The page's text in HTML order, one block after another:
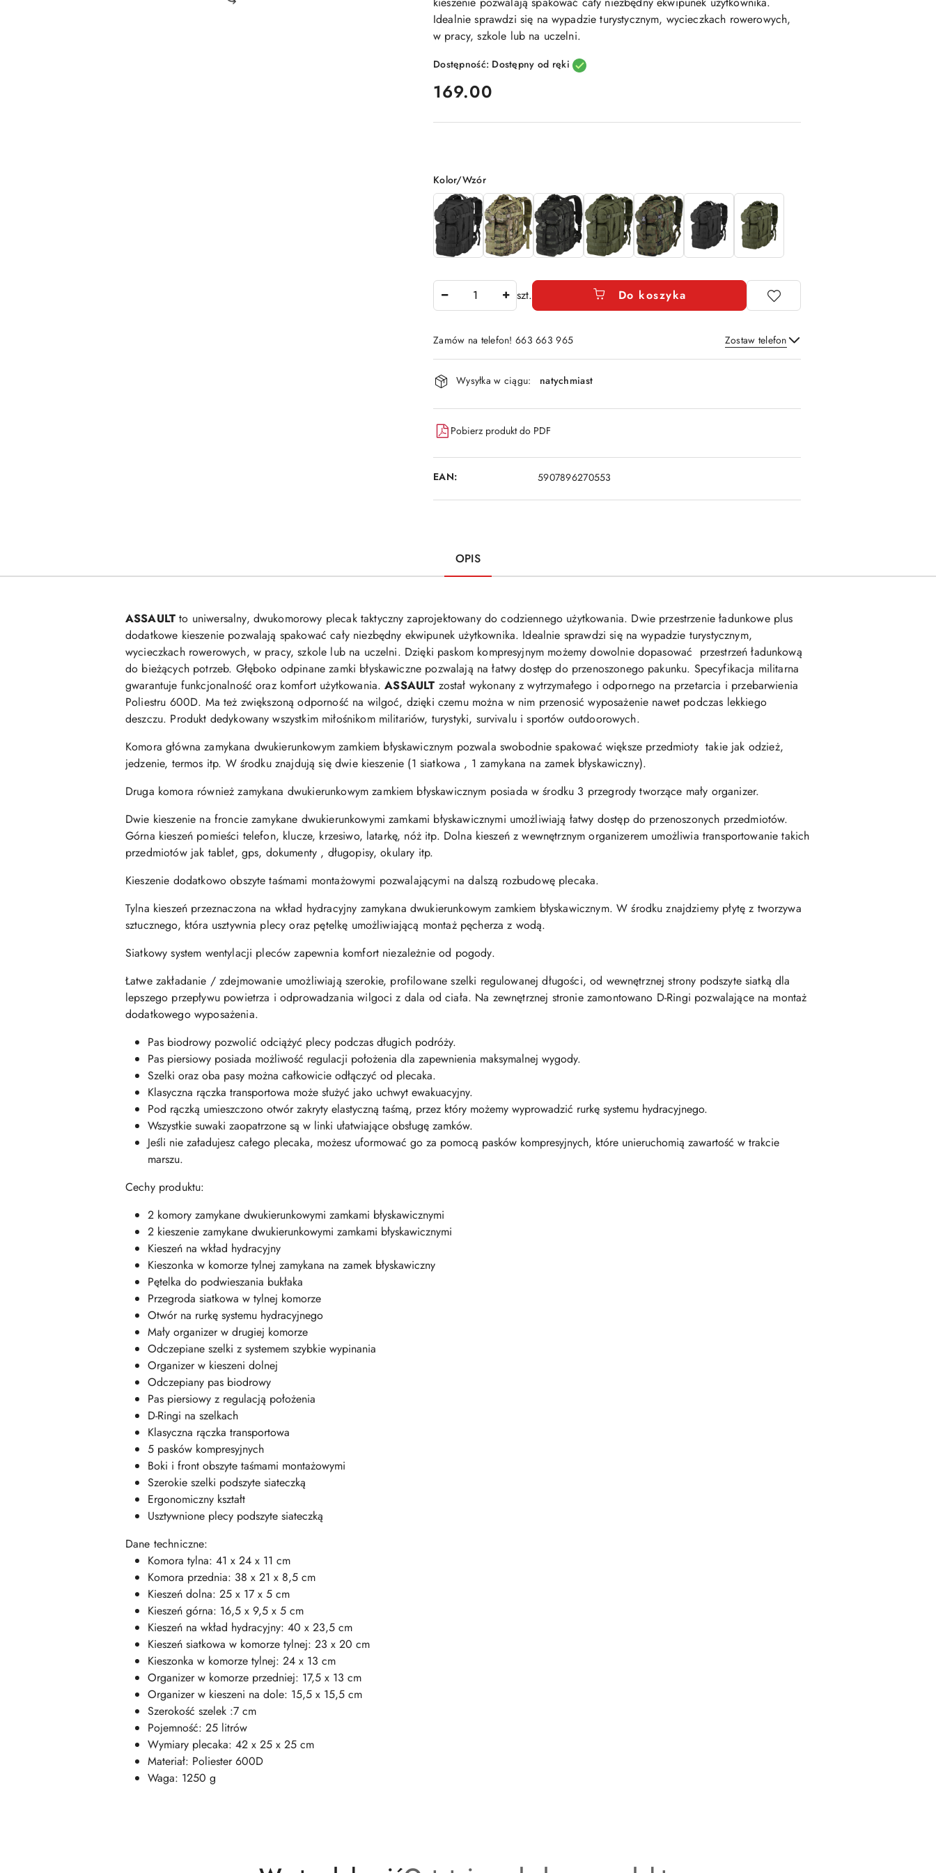
Idealnie sprawdzi się na wypadzie turystycznym, wycieczkach rowerowych,
w pracy, szkole lub na uczelni.
Dostępność: Dostępny od ręki
cena:
169.00
Wariant
Kolor/Wzór
szt. Do koszyka
Zamów na telefon! 663 663 965 Zostaw telefon
Wyślij
Dostępność
i
dostawa
Wysyłka w ciągu: natychmiast
Pobierz produkt do PDF
EAN: 5907896270553
OPIS
ASSAULT to uniwersalny, dwukomorowy plecak taktyczny zaprojektowany do codziennego użytkowania. Dwie przestrzenie ładunkowe plus
dodatkowe kieszenie pozwalają spakować cały niezbędny ekwipunek użytkownika. Idealnie sprawdzi się na wypadzie turystycznym,
wycieczkach rowerowych, w pracy, szkole lub na uczelni. Dzięki paskom kompresyjnym możemy dowolnie dopasować przestrzeń ładunkową
do bieżących potrzeb. Głęboko odpinane zamki błyskawiczne pozwalają na łatwy dostęp do przenoszonego pakunku. Specyfikacja militarna
gwarantuje funkcjonalność oraz komfort użytkowania.ASSAULT został wykonany z wytrzymałego i odpornego na przetarcia i przebarwienia
Poliestru 600D. Ma też zwiększoną odporność na wilgoć, dzięki czemu można w nim przenosić wyposażenie nawet podczas lekkiego
deszczu. Produkt dedykowany wszystkim miłośnikom militariów, turystyki, survivalu i sportów outdoorowych.
Komora główna zamykana dwukierunkowym zamkiem błyskawicznym pozwala swobodnie spakować większe przedmioty takie jak odzież,
jedzenie, termos itp. W środku znajdują się dwie kieszenie (1 siatkowa , 1 zamykana na zamek błyskawiczny).
Druga komora również zamykana dwukierunkowym zamkiem błyskawicznym posiada w środku 3 przegrody tworzące mały organizer.
Dwie kieszenie na froncie zamykane dwukierunkowymi zamkami błyskawicznymi umożliwiają łatwy dostęp do przenoszonych przedmiotów.
Górna kieszeń pomieści telefon, klucze, krzesiwo, latarkę, nóż itp. Dolna kieszeń z wewnętrznym organizerem umożliwia transportowanie takich
przedmiotów jak tablet, gps, dokumenty , długopisy, okulary itp.
Kieszenie dodatkowo obszyte taśmami montażowymi pozwalającymi na dalszą rozbudowę plecaka.
Tylna kieszeń przeznaczona na wkład hydracyjny zamykana dwukierunkowym zamkiem błyskawicznym. W środku znajdziemy płytę z tworzywa
sztucznego, która usztywnia plecy oraz pętelkę umożliwiającą montaż pęcherza z wodą.
Siatkowy system wentylacji pleców zapewnia komfort niezależnie od pogody.
Łatwe zakładanie / zdejmowanie umożliwiają szerokie, profilowane szelki regulowanej długości, od wewnętrznej strony podszyte siatką dla
lepszego przepływu powietrza i odprowadzania wilgoci z dala od ciała. Na zewnętrznej stronie zamontowano D-Ringi pozwalające na montaż
dodatkowego wyposażenia.
Pas biodrowy pozwolić odciążyć plecy podczas długich podróży.
Pas piersiowy posiada możliwość regulacji położenia dla zapewnienia maksymalnej wygody.
Szelki oraz oba pasy można całkowicie odłączyć od plecaka.
Klasyczna rączka transportowa może służyć jako uchwyt ewakuacyjny.
Pod rączką umieszczono otwór zakryty elastyczną taśmą, przez który możemy wyprowadzić rurkę systemu hydracyjnego.
Wszystkie suwaki zaopatrzone są w linki ułatwiające obsługę zamków.
Jeśli nie załadujesz całego plecaka, możesz uformować go za pomocą pasków kompresyjnych, które unieruchomią zawartość w trakcie
marszu.
Cechy produktu:
2 komory zamykane dwukierunkowymi zamkami błyskawicznymi
2 kieszenie zamykane dwukierunkowymi zamkami błyskawicznymi
Kieszeń na wkład hydracyjny
Kieszonka w komorze tylnej zamykana na zamek błyskawiczny
Pętelka do podwieszania bukłaka
Przegroda siatkowa w tylnej komorze
Otwór na rurkę systemu hydracyjnego
Mały organizer w drugiej komorze
Odczepiane szelki z systemem szybkie wypinania
Organizer w kieszeni dolnej
Odczepiany pas biodrowy
Pas piersiowy z regulacją położenia
D-Ringi na szelkach
Klasyczna rączka transportowa
5 pasków kompresyjnych
Boki i front obszyte taśmami montażowymi
Szerokie szelki podszyte siateczką
Ergonomiczny kształt
Usztywnione plecy podszyte siateczką
Dane techniczne:
Komora tylna: 41 x 24 x 11 cm
Komora przednia: 38 x 21 x 8,5 cm
Kieszeń dolna: 25 x 17 x 5 cm
Kieszeń górna: 16,5 x 9,5 x 5 cm
Kieszeń na wkład hydracyjny: 40 x 23,5 cm
Kieszeń siatkowa w komorze tylnej: 23 x 20 cm
Kieszonka w komorze tylnej: 24 x 13 cm
Organizer w komorze przedniej: 17,5 x 13 cm
Organizer w kieszeni na dole: 15,5 x 15,5 cm
Szerokość szelek :7 cm
Pojemność: 25 litrów
Wymiary plecaka: 42 x 25 x 25 cm
Materiał: Poliester 600D
Waga: 1250 g